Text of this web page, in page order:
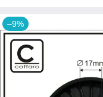
–9%